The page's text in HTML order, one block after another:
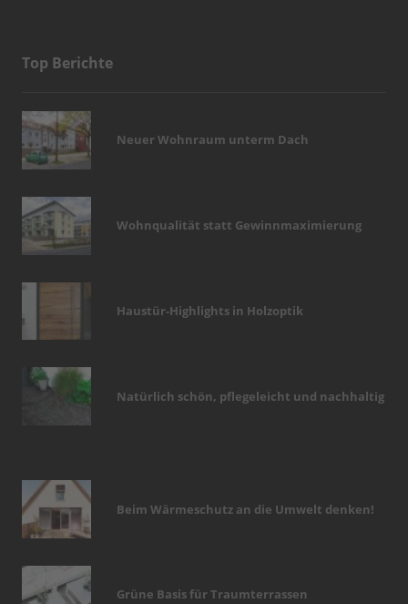
Top Berichte
Neuer Wohnraum unterm Dach
Wohnqualität statt Gewinnmaximierung
Haustür-Highlights in Holzoptik
Natürlich schön, pflegeleicht und nachhaltig
Beim Wärmeschutz an die Umwelt denken!
Grüne Basis für Traumterrassen